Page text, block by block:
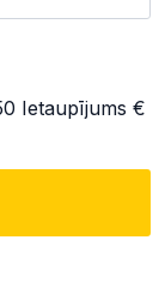
Ietaupījums €